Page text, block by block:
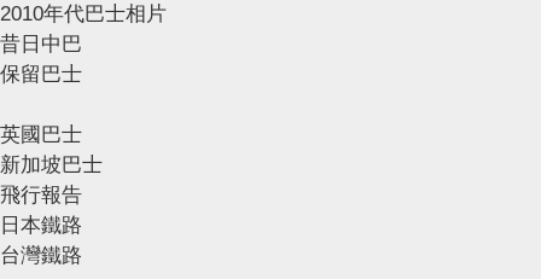
2010年代巴士相片
昔日中巴
保留巴士
英國巴士
新加坡巴士
飛行報告
日本鐵路
台灣鐵路